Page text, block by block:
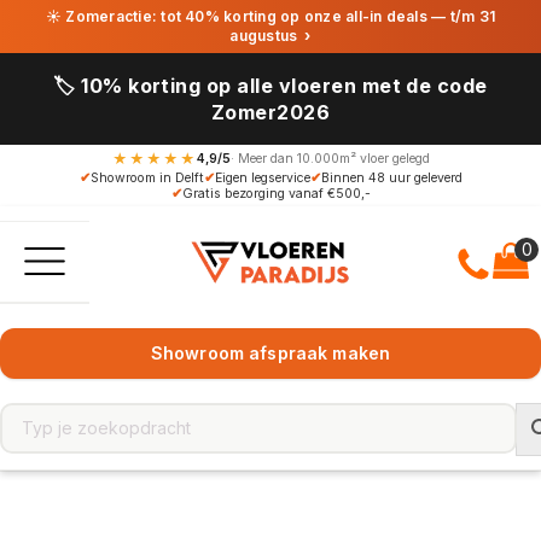
☀ Zomeractie: tot 40% korting op onze all-in deals — t/m 31
augustus ›
🏷️ 10% korting op alle vloeren met de code
Zomer2026
★★★★★ 4,9/5· Meer dan 10.000m² vloer gelegd
✔Showroom in Delft✔Eigen legservice✔Binnen 48 uur geleverd
✔Gratis bezorging vanaf €500,-
Showroom afspraak maken